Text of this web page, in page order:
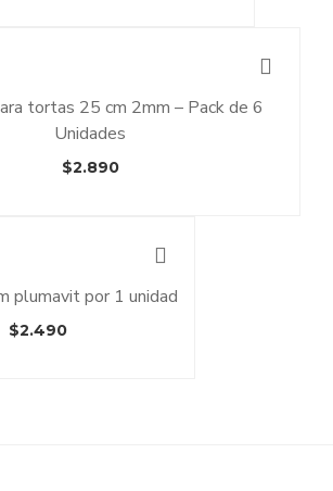
tortas 25 cm 2mm – Pack de 6
Unidades
$2.890
plumavit por 1 unidad
$2.490